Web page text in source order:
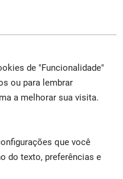
de "Funcionalidade"
ou para lembrar
a melhorar sua visita.
que você
do texto, preferências e